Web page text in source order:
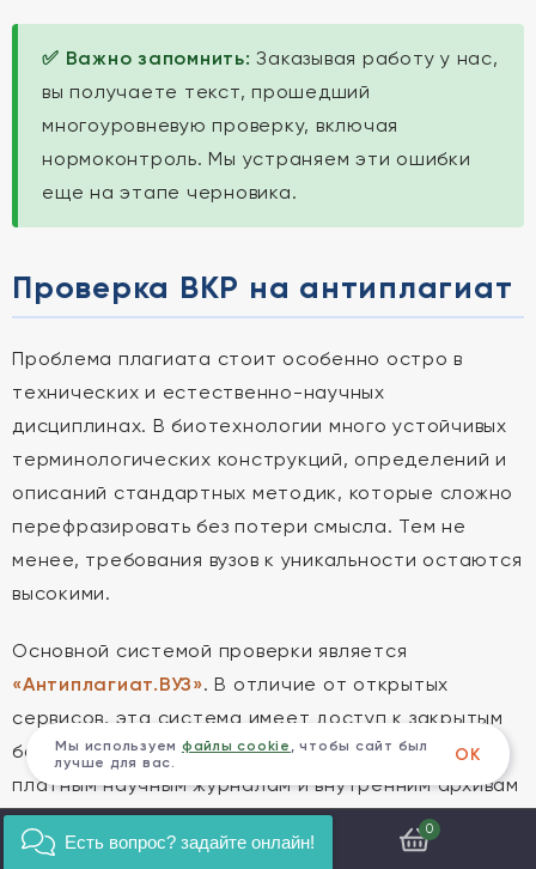
✅ Важно запомнить: Заказывая работу у нас,
вы получаете текст, прошедший
многоуровневую проверку, включая
нормоконтроль. Мы устраняем эти ошибки
еще на этапе черновика.
Проверка ВКР на антиплагиат
Проблема плагиата стоит особенно остро в
технических и естественно-научных
дисциплинах. В биотехнологии много устойчивых
терминологических конструкций, определений и
описаний стандартных методик, которые сложно
перефразировать без потери смысла. Тем не
менее, требования вузов к уникальности остаются
высокими.
Основной системой проверки является
«Антиплагиат.ВУЗ». В отличие от открытых
сервисов, эта система имеет доступ к закрытым
базам данных: работам других студентов,
платным научным журналам и внутренним архивам
вузов. Поэтому проверка в бесплатных онлайн-
сервисах не дает реальной картины.
0
Мы используем файлы cookie , чтобы сайт был
лучше для вас.
ОК
Есть вопрос? задайте онлайн!